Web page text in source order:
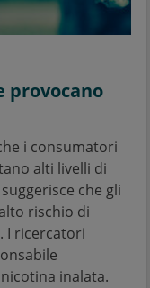
provocano
i consumatori
alti livelli di
che gli
rischio di
I ricercatori
inalata.